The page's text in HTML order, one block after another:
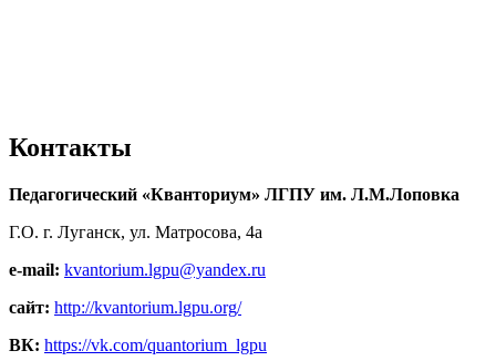
Контакты
Педагогический «Кванториум» ЛГПУ им. Л.М.Лоповка
Г.О. г. Луганск, ул. Матросова, 4а
e-mail: kvantorium.lgpu@yandex.ru
сайт: http://kvantorium.lgpu.org/
ВК: https://vk.com/quantorium_lgpu